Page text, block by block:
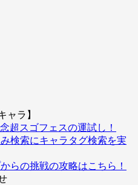
ャラ】
超スゴフェスの運試し！
検索にキャラタグ検索を実
らの挑戦の攻略はこちら！